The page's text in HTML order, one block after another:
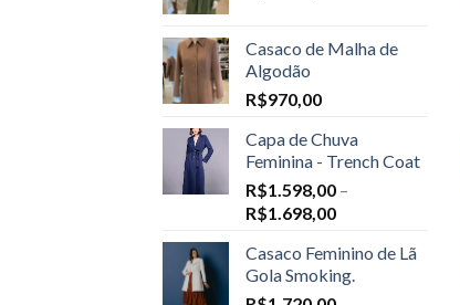
Casaco de Malha de
Algodão
R$970,00
Capa de Chuva
Feminina - Trench Coat
R$1.598,00 –
R$1.698,00Price
R$1.598,00
through
Casaco Feminino de Lã
Gola Smoking.